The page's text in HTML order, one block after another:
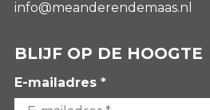
info@meanderendemaas.nl
BLIJF OP DE HOOGTE
E-mailadres *